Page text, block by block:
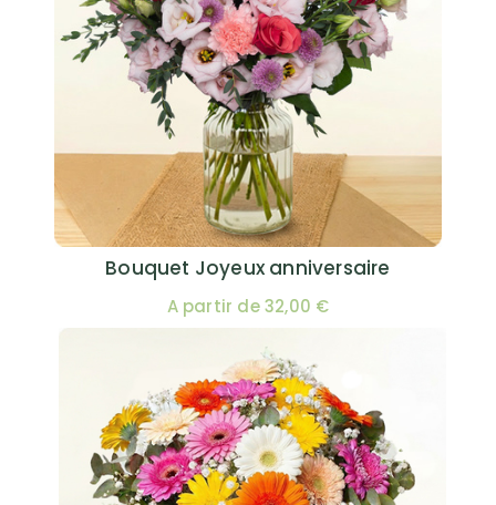
Bouquet Joyeux anniversaire
A partir de 32,00 €